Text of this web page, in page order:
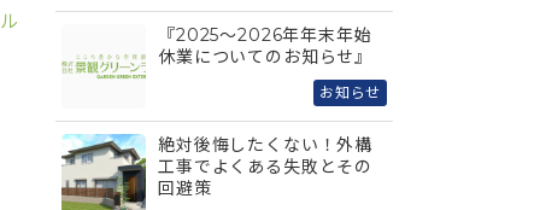
『2025～2026年年末年始
休業についてのお知らせ』
お知らせ
絶対後悔したくない！外構
工事でよくある失敗とその
回避策